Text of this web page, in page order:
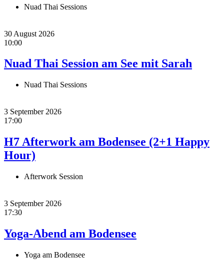
Nuad Thai Sessions
30 August 2026
10:00
Nuad Thai Session am See mit Sarah
Nuad Thai Sessions
3 September 2026
17:00
H7 Afterwork am Bodensee (2+1 Happy
Hour)
Afterwork Session
3 September 2026
17:30
Yoga-Abend am Bodensee
Yoga am Bodensee